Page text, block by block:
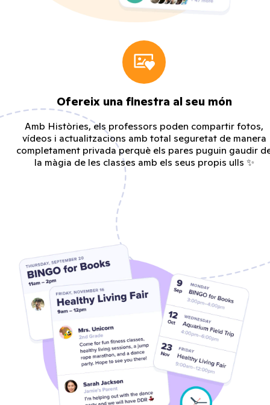
Ofereix una finestra al seu món
Amb Històries, els professors poden compartir fotos,
vídeos i actualitzacions amb total seguretat de manera
completament privada perquè els pares puguin gaudir
la màgia de les classes amb els seus propis ulls ✨